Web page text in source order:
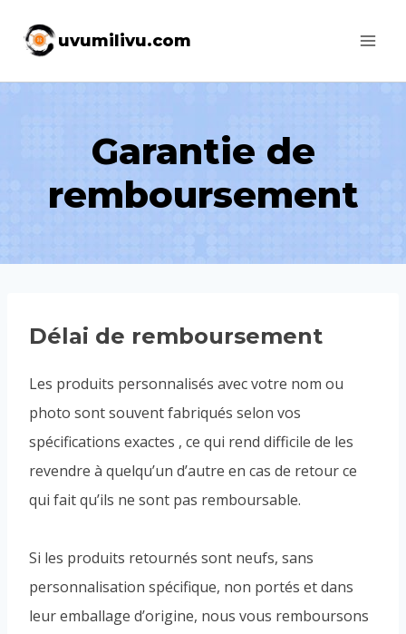
uvumilivu.com
Garantie de
remboursement
Délai de remboursement
Les produits personnalisés avec votre nom ou
photo sont souvent fabriqués selon vos
spécifications exactes , ce qui rend difficile de les
revendre à quelqu’un d’autre en cas de retour ce
qui fait qu’ils ne sont pas remboursable.
Si les produits retournés sont neufs, sans
personnalisation spécifique, non portés et dans
leur emballage d’origine, nous vous remboursons